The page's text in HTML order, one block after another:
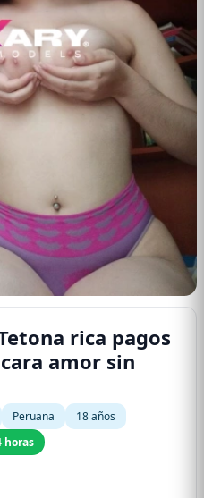
rica pagos
amor sin
Peruana
18 años
horas